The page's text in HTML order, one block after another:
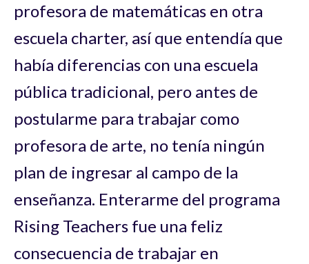
profesora de matemáticas en otra
escuela charter, así que entendía que
había diferencias con una escuela
pública tradicional, pero antes de
postularme para trabajar como
profesora de arte, no tenía ningún
plan de ingresar al campo de la
enseñanza. Enterarme del programa
Rising Teachers fue una feliz
consecuencia de trabajar en